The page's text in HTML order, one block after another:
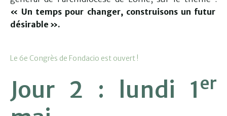
« Un temps pour changer, construisons un futur
désirable ».
Le 6e Congrès de Fondacio est ouvert !
Jour 2 : lundi 1er